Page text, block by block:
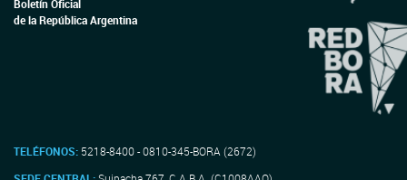
Boletín Oficial
de la República Argentina
TELÉFONOS: 5218-8400 - 0810-345-BORA (2672)